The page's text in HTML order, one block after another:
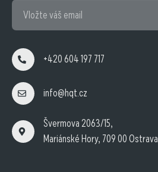
+420 604 197 717
info@hqt.cz
Švermova 2063/15,
Mariánské Hory, 709 00 Ostrava